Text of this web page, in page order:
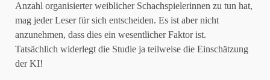
Anzahl organisierter weiblicher Schachspielerinnen zu tun hat,
mag jeder Leser für sich entscheiden. Es ist aber nicht
anzunehmen, dass dies ein wesentlicher Faktor ist.
Tatsächlich widerlegt die Studie ja teilweise die Einschätzung
der KI!